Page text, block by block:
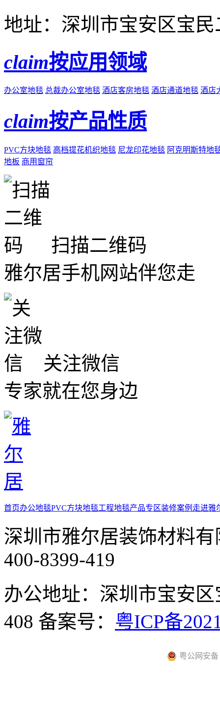
地址： 深圳市宝安区宝
claim按应用领域
办公室地毯 总裁办公室地毯 酒店客房地毯 酒店通道地毯 酒店
claim按产品性质
PVC方块地毯 高档提花机织地毯 尼龙印花地毯 阿克明斯特地
地板 商用窗帘
扫描二维码
雅尔居手机网站伴您走
关注微信
专家就在您身边
首页办公地毯PVC方块地毯工程地毯产品专区装修案例 走进雅
深圳市雅尔居装饰材料有
400-8399-419
办公地址：深圳市宝安
408 备案号： 粤ICP备
粤公网安备